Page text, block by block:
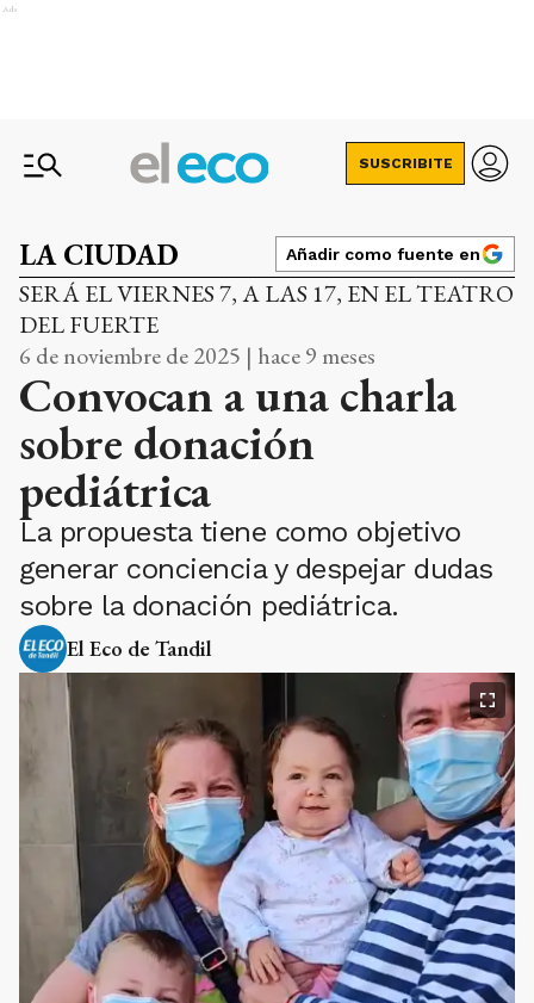
Ads
SUSCRIBITE
LA CIUDAD Añadir como fuente en
SERÁ EL VIERNES 7, A LAS 17, EN EL TEATRO
DEL FUERTE
6 de noviembre de 2025 | hace 9 meses
Convocan a una charla
sobre donación
pediátrica
La propuesta tiene como objetivo
generar conciencia y despejar dudas
sobre la donación pediátrica.
El Eco de Tandil